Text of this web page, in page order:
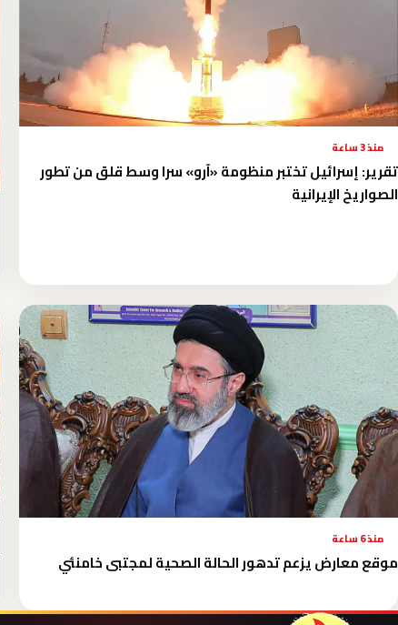
منذ 3 ساعة
تقرير: إسرائيل تختبر منظومة «آرو» سرا وسط قلق من تطور
الصواريخ الإيرانية
منذ 6 ساعة
موقع معارض يزعم تدهور الحالة الصحية لمجتبى خامنئي